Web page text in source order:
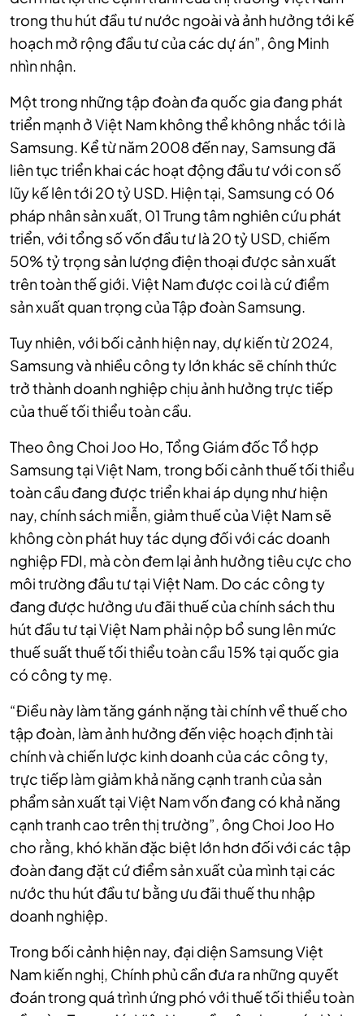
trong thu hút đầu tư nước ngoài và ảnh hưởng tới kế
hoạch mở rộng đầu tư của các dự án”, ông Minh
nhìn nhận.
Một trong những tập đoàn đa quốc gia đang phát
triển mạnh ở Việt Nam không thể không nhắc tới là
Samsung. Kể từ năm 2008 đến nay, Samsung đã
liên tục triển khai các hoạt động đầu tư với con số
lũy kế lên tới 20 tỷ USD. Hiện tại, Samsung có 06
pháp nhân sản xuất, 01 Trung tâm nghiên cứu phát
triển, với tổng số vốn đầu tư là 20 tỷ USD, chiếm
50% tỷ trọng sản lượng điện thoại được sản xuất
trên toàn thế giới. Việt Nam được coi là cứ điểm
sản xuất quan trọng của Tập đoàn Samsung.
Tuy nhiên, với bối cảnh hiện nay, dự kiến từ 2024,
Samsung và nhiều công ty lớn khác sẽ chính thức
trở thành doanh nghiệp chịu ảnh hưởng trực tiếp
của thuế tối thiểu toàn cầu.
Theo ông Choi Joo Ho, Tổng Giám đốc Tổ hợp
Samsung tại Việt Nam, trong bối cảnh thuế tối thiểu
toàn cầu đang được triển khai áp dụng như hiện
nay, chính sách miễn, giảm thuế của Việt Nam sẽ
không còn phát huy tác dụng đối với các doanh
nghiệp FDI, mà còn đem lại ảnh hưởng tiêu cực cho
môi trường đầu tư tại Việt Nam. Do các công ty
đang được hưởng ưu đãi thuế của chính sách thu
hút đầu tư tại Việt Nam phải nộp bổ sung lên mức
thuế suất thuế tối thiểu toàn cầu 15% tại quốc gia
có công ty mẹ.
“Điều này làm tăng gánh nặng tài chính về thuế cho
tập đoàn, làm ảnh hưởng đến việc hoạch định tài
chính và chiến lược kinh doanh của các công ty,
trực tiếp làm giảm khả năng cạnh tranh của sản
phẩm sản xuất tại Việt Nam vốn đang có khả năng
cạnh tranh cao trên thị trường”, ông Choi Joo Ho
cho rằng, khó khăn đặc biệt lớn hơn đối với các tập
đoàn đang đặt cứ điểm sản xuất của mình tại các
nước thu hút đầu tư bằng ưu đãi thuế thu nhập
doanh nghiệp.
Trong bối cảnh hiện nay, đại diện Samsung Việt
Nam kiến nghị, Chính phủ cần đưa ra những quyết
đoán trong quá trình ứng phó với thuế tối thiểu toàn